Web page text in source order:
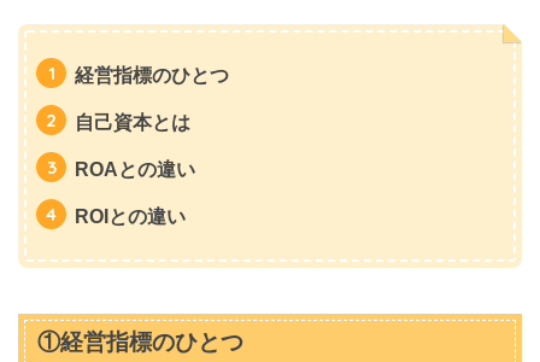
経営指標のひとつ
自己資本とは
ROAとの違い
ROIとの違い
①経営指標のひとつ